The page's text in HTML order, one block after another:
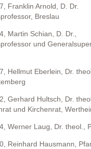
Franklin Arnold, D. Dr.
Breslau
Martin Schian, D. Dr.,
und
Hellmut Eberlein, Dr.
Gerhard Hultsch, Dr.
und Kirchenrat,
Werner Laug, Dr. theol.,
Reinhard Hausmann,